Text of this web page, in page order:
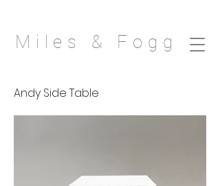
Miles & Fogg
Andy Side Table